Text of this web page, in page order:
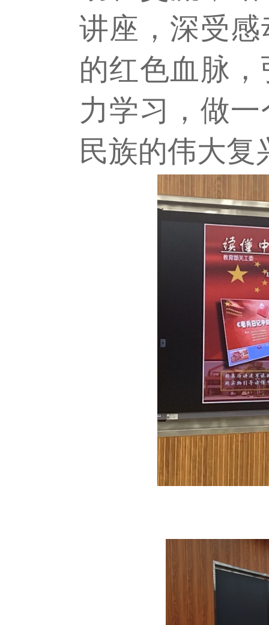
讲座，深受
的红色血脉
力学习，做
民族的伟大复